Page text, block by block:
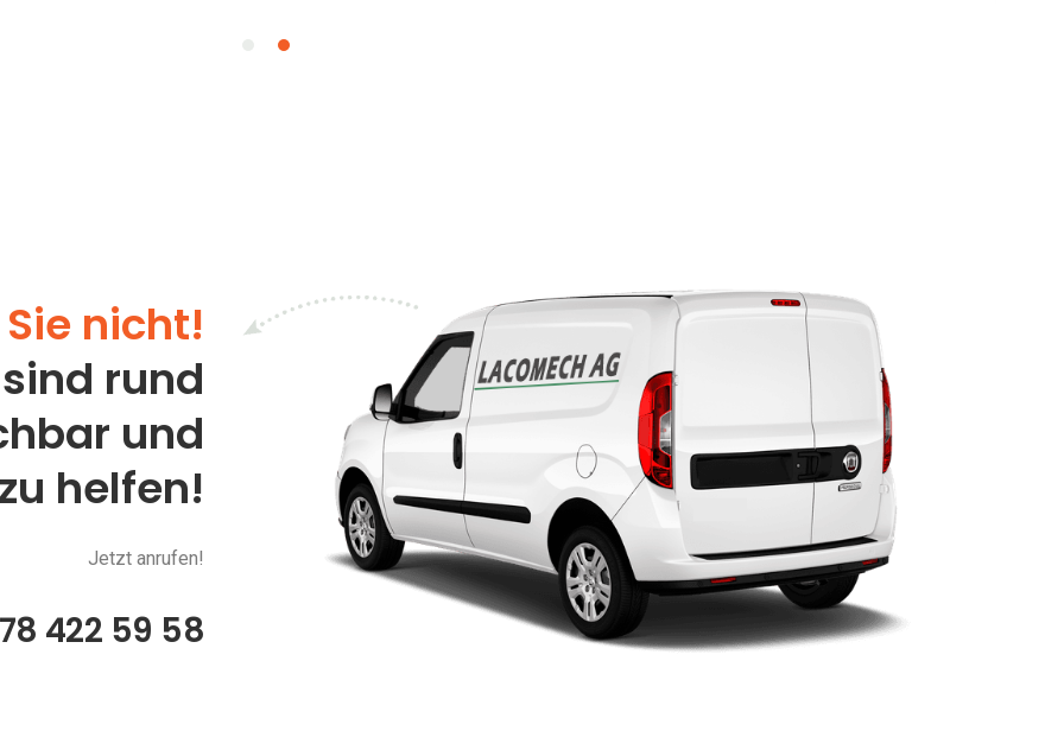
nicht!
rund
und
helfen!
Jetzt anrufen!
422 59 58